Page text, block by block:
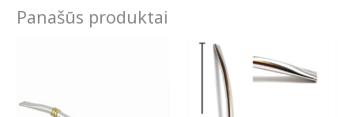
Panašūs produktai